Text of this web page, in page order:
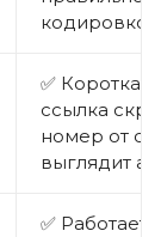
кодировкой
✅ Короткая
ссылка
номер от
выглядит
✅ Работает